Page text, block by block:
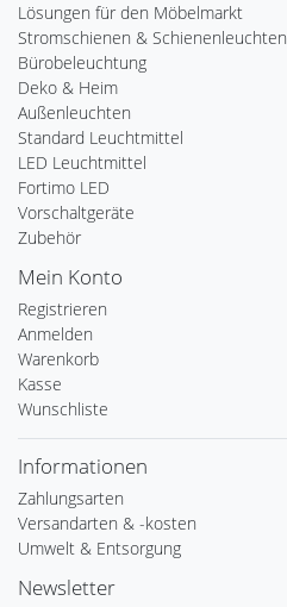
Lösungen für den Möbelmarkt
Stromschienen & Schienenleuchten
Bürobeleuchtung
Deko & Heim
Außenleuchten
Standard Leuchtmittel
LED Leuchtmittel
Fortimo LED
Vorschaltgeräte
Zubehör
Mein Konto
Registrieren
Anmelden
Warenkorb
Kasse
Wunschliste
Informationen
Zahlungsarten
Versandarten & -kosten
Umwelt & Entsorgung
Newsletter